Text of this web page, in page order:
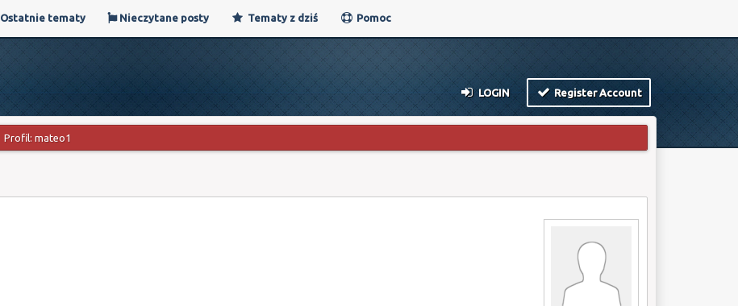
Ostatnie tematy Nieczytane posty Tematy z dziś Pomoc
LOGIN Register Account
Profil: mateo1